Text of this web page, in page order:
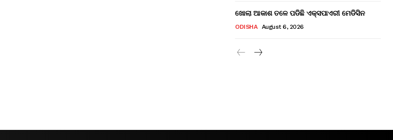
ଖୋଲା ଆକାଶ ତଳେ ପଡିଛି ଏକ୍ସପାଏରୀ ମେଡିସିନ
ODISHA August 6, 2026